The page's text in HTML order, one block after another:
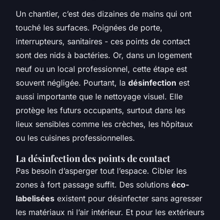
Un chantier, c’est des dizaines de mains qui ont
touché les surfaces. Poignées de porte,
interrupteurs, sanitaires - ces points de contact
sont des nids à bactéries. Or, dans un logement
neuf ou un local professionnel, cette étape est
souvent négligée. Pourtant, la désinfection est
aussi importante que le nettoyage visuel. Elle
protège les futurs occupants, surtout dans les
lieux sensibles comme les crèches, les hôpitaux
ou les cuisines professionnelles.
La désinfection des points de contact
Pas besoin d’asperger tout l’espace. Cibler les
zones à fort passage suffit. Des solutions éco-
labelisées existent pour désinfecter sans agresser
les matériaux ni l’air intérieur. Et pour les extérieurs